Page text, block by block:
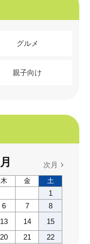
グルメ
親子向け
月 次月
木 金 土
1
6 7
8
13 14
15
20 21
22